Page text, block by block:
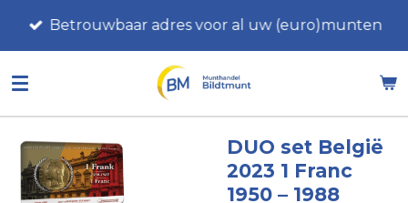
de
Betrouwbaar adres voor al uw (euro)munten
DUO set België
2023 1 Franc
1950 – 1988